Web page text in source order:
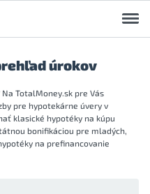
úrokov
TotalMoney.sk pre Vás
pre hypotekárne úvery v
klasické hypotéky na kúpu
bonifikáciou pre mladých,
na prefinancovanie